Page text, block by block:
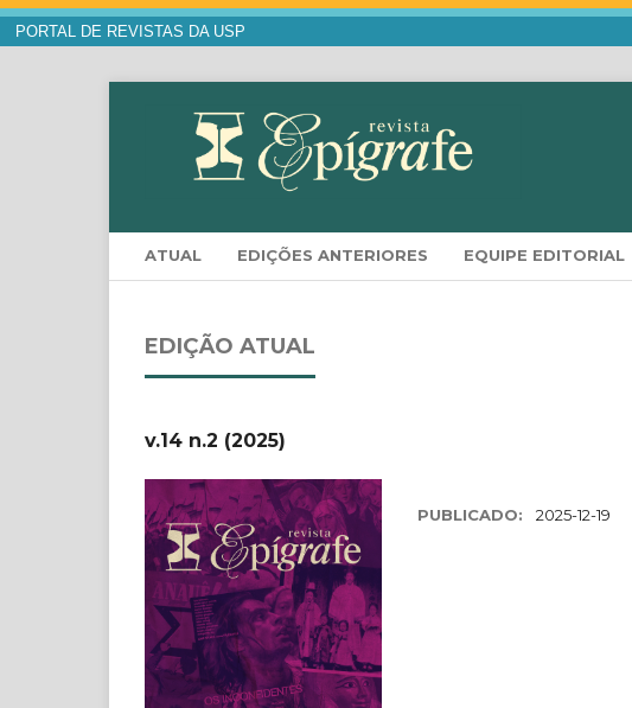
PORTAL DE REVISTAS DA USP
ATUAL EDIÇÕES ANTERIORES EQUIPE EDITORIAL
EDIÇÃO ATUAL
v.14 n.2 (2025)
PUBLICADO: 2025-12-19